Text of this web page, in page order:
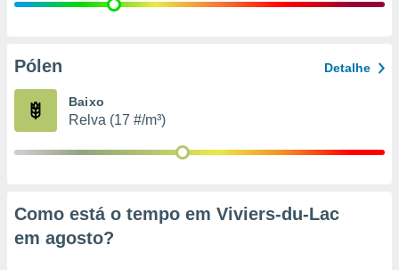
e
de
Pólen Detalhe
Baixo
Relva (17 #/m³)
Como está o tempo em Viviers-du-Lac
em agosto?